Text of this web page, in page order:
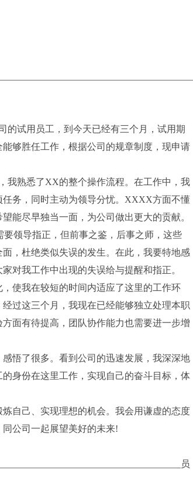
试用员工，到今天已经有三个月，试用期
够胜任工作，根据公司的规章制度，现申请
熟悉了XX的整个操作流程。在工作中，我
务，同时主动为领导分忧。XXXX方面不懂
能尽早独当一面，为公司做出更大的贡献。
领导指正，但前事之鉴，后事之师，这些
，杜绝类似失误的发生。在此，我要特地感
对我工作中出现的失误给与提醒和指正。
使我在较短的时间内适应了这里的工作环
过这三个月，我现在已经能够独立处理本职
面有待提高，团队协作能力也需要进一步增
了很多。看到公司的迅速发展，我深深地
身份在这里工作，实现自己的奋斗目标，体
己、实现理想的机会。我会用谦虚的态度
公司一起展望美好的未来!
员